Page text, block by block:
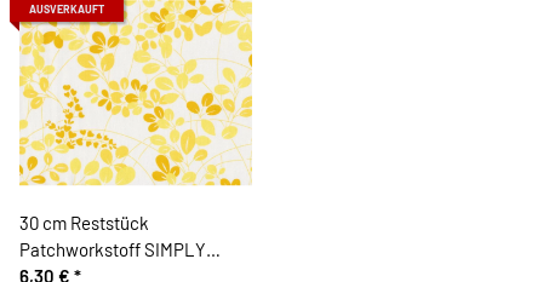
AUSVERKAUFT
30 cm Reststück
Patchworkstoff SIMPLY
COLORFUL, Blattzweige,
6,30 € *